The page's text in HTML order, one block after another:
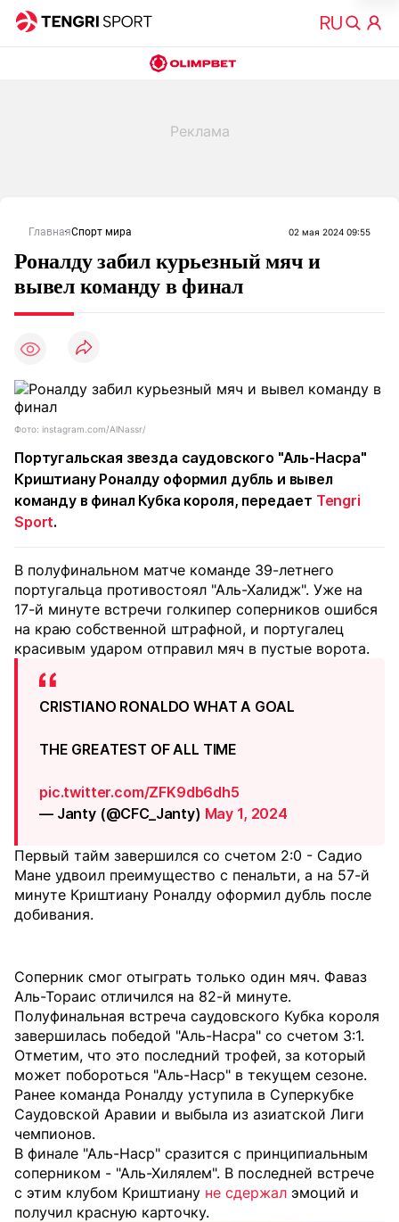
ГлавнаяСпорт мира 02 мая 2024 09:55
Роналду забил курьезный мяч и
вывел команду в финал
Фото: instagram.com/AlNassr/
Португальская звезда саудовского "Аль-Насра"
Криштиану Роналду оформил дубль и вывел
команду в финал Кубка короля, передает Tengri
Sport.
В полуфинальном матче команде 39-летнего
португальца противостоял "Аль-Халидж". Уже на
17-й минуте встречи голкипер соперников ошибся
на краю собственной штрафной, и португалец
красивым ударом отправил мяч в пустые ворота.
CRISTIANO RONALDO WHAT A GOAL
THE GREATEST OF ALL TIME
pic.twitter.com/ZFK9db6dh5
— Janty (@CFC_Janty) May 1, 2024
Первый тайм завершился со счетом 2:0 - Садио
Мане удвоил преимущество с пенальти, а на 57-й
минуте Криштиану Роналду оформил дубль после
добивания.
Соперник смог отыграть только один мяч. Фаваз
Аль-Тораис отличился на 82-й минуте.
Полуфинальная встреча саудовского Кубка короля
завершилась победой "Аль-Насра" со счетом 3:1.
Отметим, что это последний трофей, за который
может побороться "Аль-Наср" в текущем сезоне.
Ранее команда Роналду уступила в Суперкубке
Саудовской Аравии и выбыла из азиатской Лиги
чемпионов.
В финале "Аль-Наср" сразится с принципиальным
соперником - "Аль-Хилялем". В последней встрече
с этим клубом Криштиану не сдержал эмоций и
получил красную карточку.